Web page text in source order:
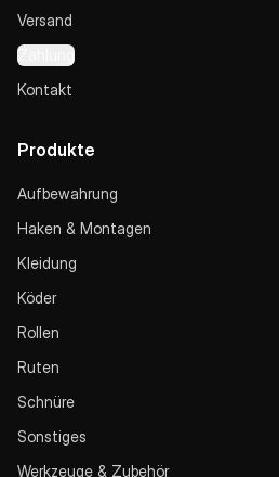
Versand
Zahlung
Kontakt
Produkte
Aufbewahrung
Haken & Montagen
Kleidung
Köder
Rollen
Ruten
Schnüre
Sonstiges
Werkzeuge & Zubehör